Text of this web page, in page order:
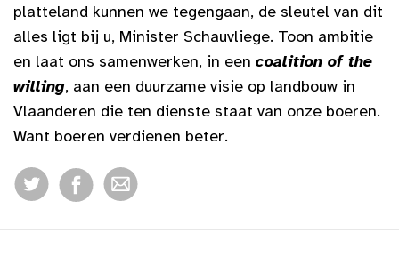
platteland kunnen we tegengaan, de sleutel van dit
alles ligt bij u, Minister Schauvliege. Toon ambitie
en laat ons samenwerken, in een coalition of the
willing, aan een duurzame visie op landbouw in
Vlaanderen die ten dienste staat van onze boeren.
Want boeren verdienen beter.